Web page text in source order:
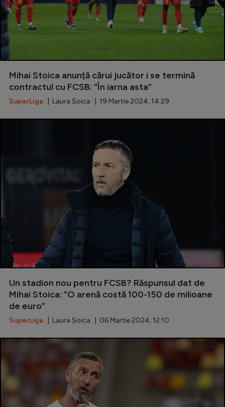
Mihai Stoica anunță cărui jucător i se termină
contractul cu FCSB: ”În iarna asta”
SuperLiga | Laura Șoica | 19 Martie 2024, 14:29
Un stadion nou pentru FCSB? Răspunsul dat de
Mihai Stoica: ”O arenă costă 100-150 de milioane
de euro”
SuperLiga | Laura Șoica | 06 Martie 2024, 12:10